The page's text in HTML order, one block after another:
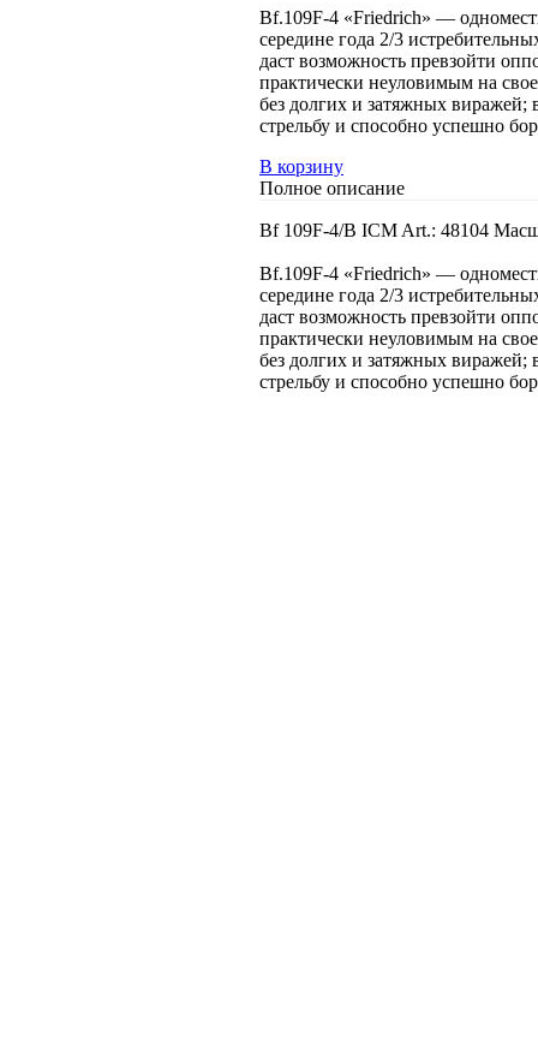
Bf.109F-4 «Friedrich» —
середине года 2/3
даст возможность превзойти
практически неуловимым на
без долгих и затяжных виражей;
стрельбу и способно успешно
В корзину
Полное описание
Bf 109F-4/B ICM Art.: 48104
Bf.109F-4 «Friedrich» —
середине года 2/3
даст возможность превзойти
практически неуловимым на
без долгих и затяжных виражей;
стрельбу и способно успешно